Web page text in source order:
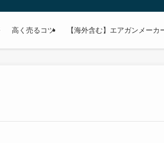
高く売るコツ 【海外含む】エアガンメー